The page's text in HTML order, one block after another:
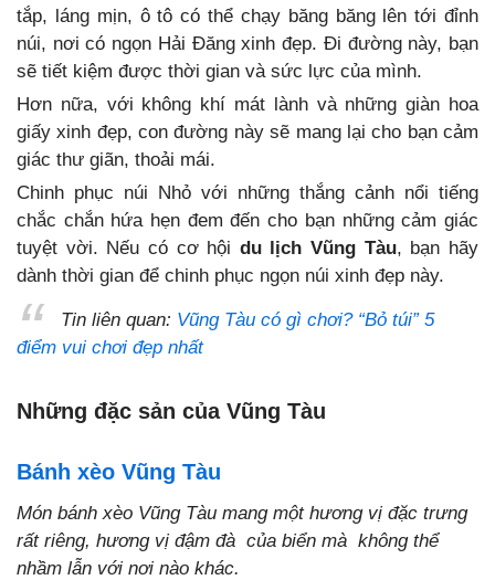
tắp, láng mịn, ô tô có thể chạy băng băng lên tới đỉnh
núi, nơi có ngọn Hải Đăng xinh đẹp. Đi đường này, bạn
sẽ tiết kiệm được thời gian và sức lực của mình.
Hơn nữa, với không khí mát lành và những giàn hoa
giấy xinh đẹp, con đường này sẽ mang lại cho bạn cảm
giác thư giãn, thoải mái.
Chinh phục núi Nhỏ với những thắng cảnh nổi tiếng
chắc chắn hứa hẹn đem đến cho bạn những cảm giác
tuyệt vời. Nếu có cơ hội du lịch Vũng Tàu, bạn hãy
dành thời gian để chinh phục ngọn núi xinh đẹp này.
Tin liên quan: Vũng Tàu có gì chơi? “Bỏ túi” 5
điểm vui chơi đẹp nhất
Những đặc sản của Vũng Tàu
Bánh xèo Vũng Tàu
Món bánh xèo Vũng Tàu mang một hương vị đặc trưng
rất riêng, hương vị đậm đà của biển mà không thể
nhầm lẫn với nơi nào khác.